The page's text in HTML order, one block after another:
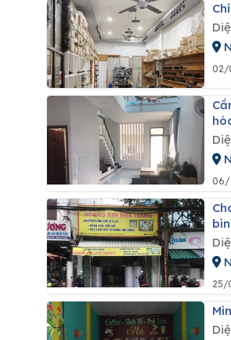
02/
Cần cho thuê mặt bằng diện tích 90m2 giá 8 triệu/tháng tại phước long ,nha trang ,khánh
06/
Cho thuê mặt bằng dt: 5m x20m; địa chỉ số 04- trường sa,vĩnh nguyên, nha trang (gần chợ
25/